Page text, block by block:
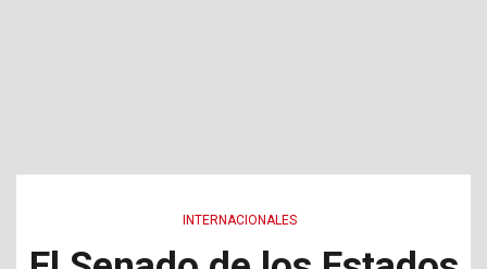
INTERNACIONALES